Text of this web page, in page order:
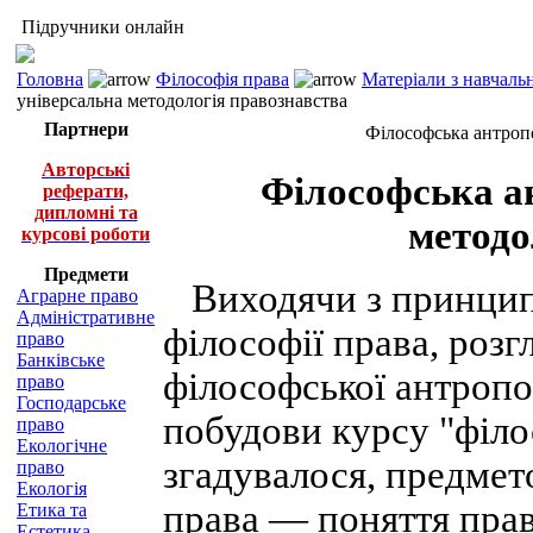
Підручники онлайн
Головна Філософія права
Матеріали з
універсальна методологія правознавства
Партнери
Авторські
реферати,
дипломні та
курсові роботи
Предмети
Аграрне право
Адміністративне
право
Банківське
право
Господарське
право
Екологічне
право
Екологія
Етика та
Філософська
Філософська
Виходячи з
філософії права,
філософської
побудови курсу
згадувалося,
права — поняття